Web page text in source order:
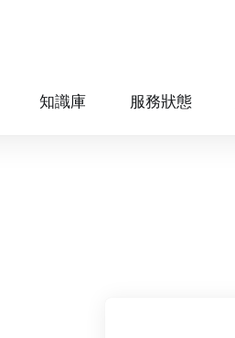
知識庫 服務狀態